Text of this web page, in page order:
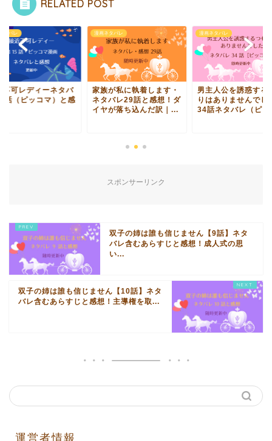
RELATED POST
タバレ
不可レディーネタバ
話（ピッコマ）と感
漫画ネタバレ
家族が私に執着します・
ネタバレ29話と感想！ダ
イヤが落ち込んだ訳｜...
漫画ネタバレ
男主人公を誘惑する
りはありませんでし
34話ネタバレ（ピッ
スポンサーリンク
双子の姉は誰も信じません【9話】ネタ
バレ含むあらすじと感想！成人式の思
い...
双子の姉は誰も信じません【10話】ネタ
バレ含むあらすじと感想！主導権を取...
運営者情報